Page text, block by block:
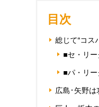
目次
総じて“コス
■セ・リー
■パ・リー
広島･矢野は